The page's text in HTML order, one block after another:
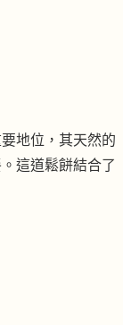
地位，其天然的
這道鬆餅結合了